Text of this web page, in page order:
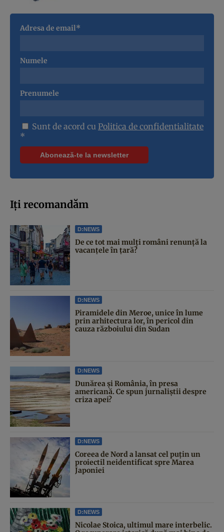
Adresa de email*
Numele
Prenumele
Sunt de acord cu Politica de confidentialitate
*
Iți recomandăm
D:NEWS
De ce tot mai mulți români renunță la
vacanțele în țară?
D:NEWS
Piramidele din Meroe, unice în lume
prin arhitectura lor, în pericol din
cauza războiului din Sudan
D:NEWS
Dunărea și România, în presa
americană. Ce spun jurnaliștii despre
criza apei?
D:NEWS
Coreea de Nord a lansat cel puțin un
proiectil neidentificat spre Marea
Japoniei
D:NEWS
Nicolae Stoica, ultimul mare interbelic.